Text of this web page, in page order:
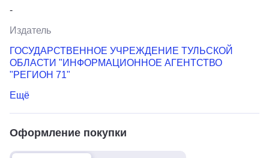
-
Издатель
ГОСУДАРСТВЕННОЕ УЧРЕЖДЕНИЕ ТУЛЬСКОЙ
ОБЛАСТИ "ИНФОРМАЦИОННОЕ АГЕНТСТВО
"РЕГИОН 71"
Ещё
Оформление покупки